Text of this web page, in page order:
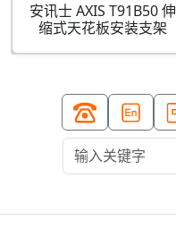
安讯士 AXIS T91B50 伸
缩式天花板安装支架